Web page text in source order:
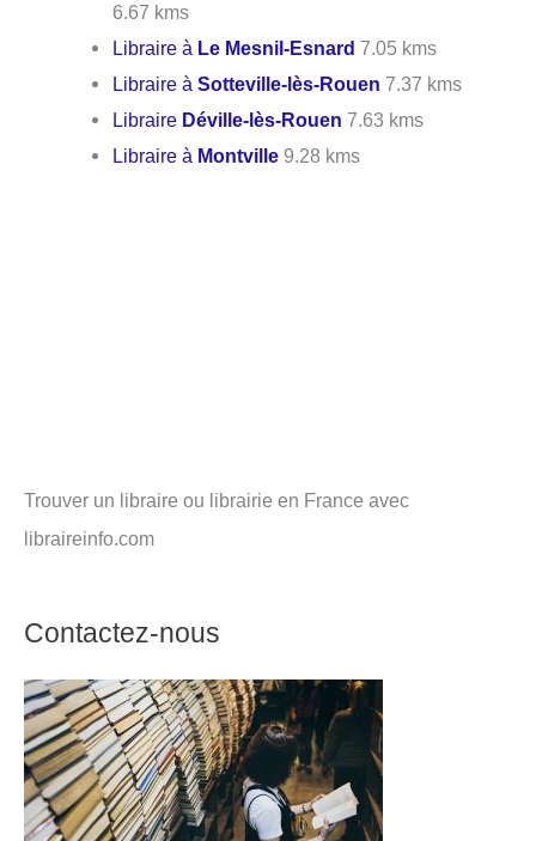
6.67 kms
Libraire à Le Mesnil-Esnard 7.05 kms
Libraire àSotteville-lès-Rouen 7.37 kms
Libraire Déville-lès-Rouen 7.63 kms
Libraire à Montville 9.28 kms
Trouver un libraire ou librairie en France avec
libraireinfo.com
Contactez-nous